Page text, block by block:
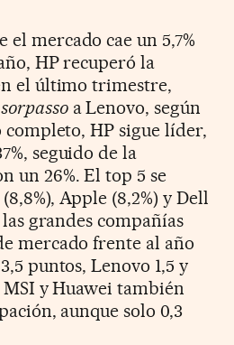
el mercado cae un 5,7%
HP recuperó la
el último trimestre,
sorpassoa Lenovo, según
HP sigue líder,
seguido de la
un 26%. El top 5 se
Apple (8,2%) y Dell
grandes compañías
mercado frente al año
puntos, Lenovo 1,5 y
MSI y Huawei también
aunque solo 0,3